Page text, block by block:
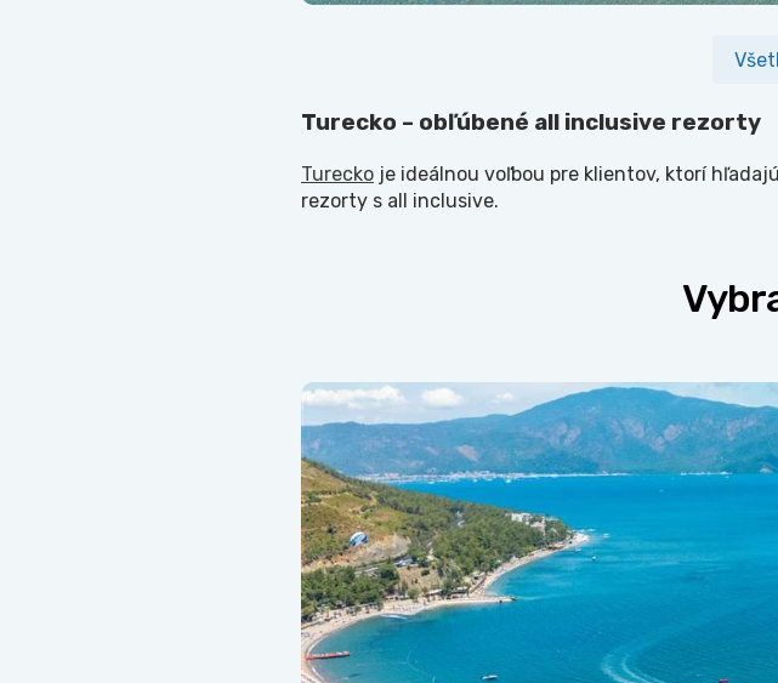
Turecko – obľúbené all inclusive rezorty
Turecko je ideálnou voľbou pre klientov, ktorí
rezorty s all inclusive.